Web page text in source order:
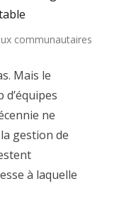
communautaires
Mais le
ne
gestion de
à laquelle